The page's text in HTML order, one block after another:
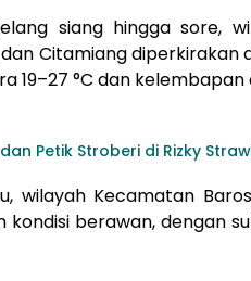
siang hingga sore,
Citamiang diperkirakan
19–27 °C dan kelembapan
Petik Stroberi di Rizky
wilayah Kecamatan
kondisi berawan, dengan